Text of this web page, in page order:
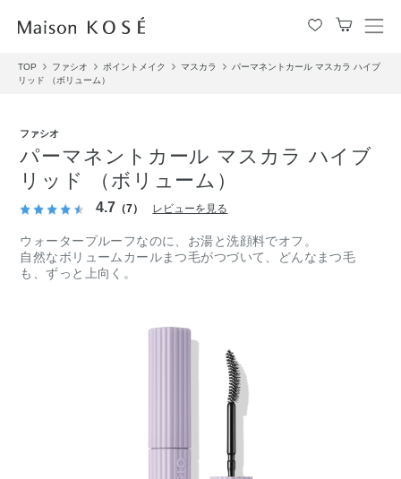
メ
ュ
TOP ファシオ ポイントメイク マスカラ
パーマネントカール マスカラ ハイブ
リッド （ボリューム）
ファシオ
パーマネントカール マスカラ ハイブ
リッド （ボリューム）
4.7 （7） レビューを見る
ウォータープルーフなのに、お湯と洗顔料でオフ。
自然なボリュームカールまつ毛がつづいて、どんなまつ毛
も、ずっと上向く。